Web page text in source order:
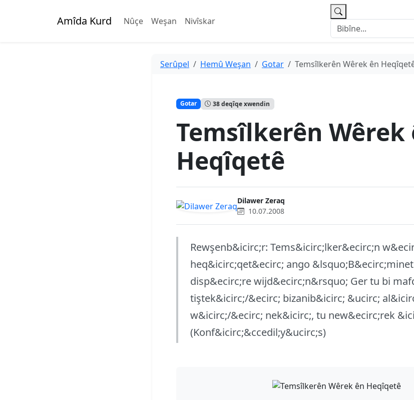
Amîda Kurd Nûçe Weşan Nivîskar
Serûpel Hemû Weşan Gotar Temsîlkerên Wêrek ên
Gotar 38 deqîqe xwendin
Temsîlkerên Wêrek
Heqîqetê
Dilawer Zeraq
10.07.2008
Rewşenb&icirc;r: Tems&icirc;lker&ecirc;n
heq&icirc;qet&ecirc; ango
disp&ecirc;re wijd&ecirc;n&rsquo; Ger tu bi
tiştek&icirc;/&ecirc; bizanib&icirc; &ucirc;
w&icirc;/&ecirc; nek&icirc;, tu new&ecirc;rek
(Konf&icirc;&ccedil;y&ucirc;s)